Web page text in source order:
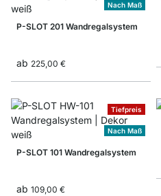
Nach Maß
P-SLOT 201 Wandregalsystem
ab 225,00 €
Tiefpreis
Nach Maß
P-SLOT 101 Wandregalsystem
ab 109,00 €